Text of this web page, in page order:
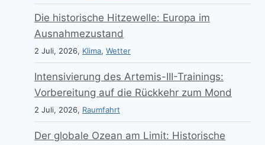
Die historische Hitzewelle: Europa im
Ausnahmezustand
2 Juli, 2026, Klima, Wetter
Intensivierung des Artemis-III-Trainings:
Vorbereitung auf die Rückkehr zum Mond
2 Juli, 2026, Raumfahrt
Der globale Ozean am Limit: Historische